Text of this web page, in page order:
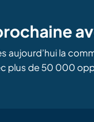
aujourd’hui la
plus de 50 000